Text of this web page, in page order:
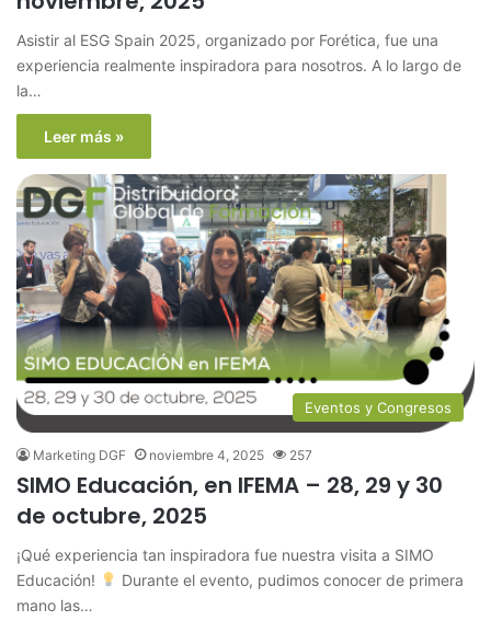
Asistir al ESG Spain 2025, organizado por Forética, fue una
experiencia realmente inspiradora para nosotros. A lo largo de
la…
Leer más »
Eventos y Congresos
Marketing DGF noviembre 4, 2025 257
SIMO Educación, en IFEMA – 28, 29 y 30
de octubre, 2025
¡Qué experiencia tan inspiradora fue nuestra visita a SIMO
Educación!
Durante el evento, pudimos conocer de primera
mano las…